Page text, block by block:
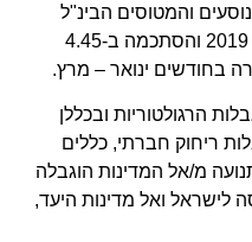
והמטוסים הבינ"ל
ירדה השנה בכ-81% ביחס לשנת 2019 והסתכמה ב-4.45
בחודשים ינואר – מרץ.
ובכללן
ריחוק חברתי, כללים
מ/אל המדינות הוגבלה
ואל מדינות היעד,